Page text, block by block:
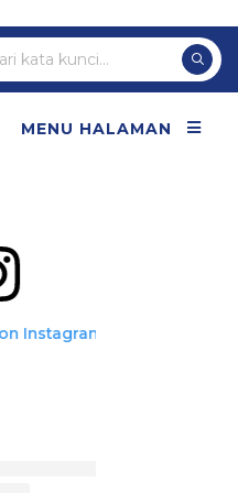
MENU HALAMAN